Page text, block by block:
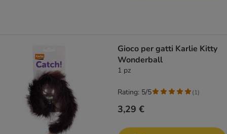
Gioco per gatti Karlie Kitty
Wonderball
1 pz
3,29 €
Rating: 5/5 (1)